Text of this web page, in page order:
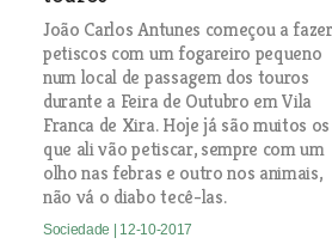
João Carlos Antunes começou a fazer
petiscos com um fogareiro pequeno
num local de passagem dos touros
durante a Feira de Outubro em Vila
Franca de Xira. Hoje já são muitos os
que ali vão petiscar, sempre com um
olho nas febras e outro nos animais,
não vá o diabo tecê-las.
Sociedade | 12-10-2017